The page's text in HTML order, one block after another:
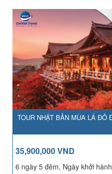
TOUR NHẬT BẢN MÙA LÁ ĐỎ
35,900,000 VND
6 ngày 5 đêm, Ngày khởi